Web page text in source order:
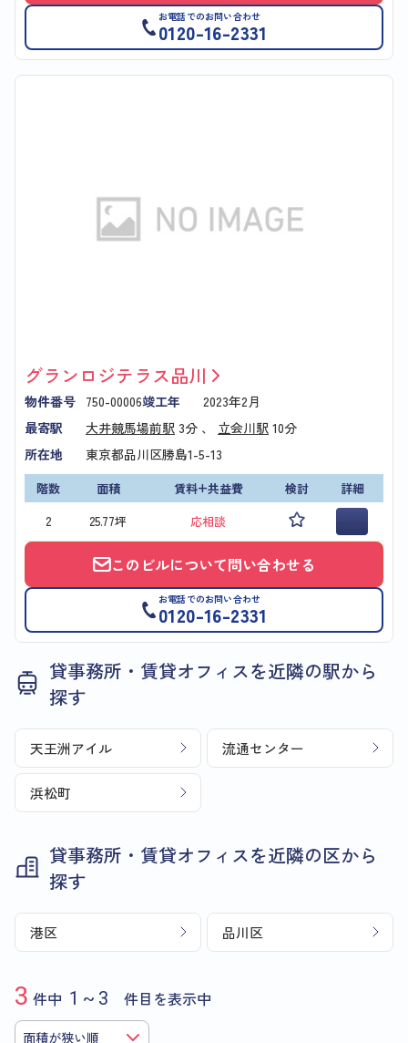
お電話でのお問い合わせ
0120-16-2331
グランロジテラス品川
物件番号 750-00006竣工年
2023年2月
最寄駅
大井競馬場前駅 3分 、 立会川駅 10分
所在地
東京都品川区勝島1-5-13
階数 面積 賃料+共益費 検討
詳細
2
25.77坪 応相談
このビルについて問い合わせる
お電話でのお問い合わせ
0120-16-2331
貸事務所・賃貸オフィスを近隣の駅から
探す
天王洲アイル 流通センター
浜松町
貸事務所・賃貸オフィスを近隣の区から
探す
港区 品川区
3 件中 1~3 件目を表示中